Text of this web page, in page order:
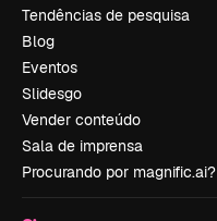
Tendências de pesquisa
Blog
Eventos
Slidesgo
Vender conteúdo
Sala de imprensa
Procurando por magnific.ai?